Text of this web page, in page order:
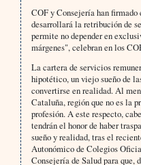
COF y Consejería han
desarrollará la retribución de
permite no depender en
márgenes", celebran en los
La cartera de servicios
hipotético, un viejo sueño de
convertirse en realidad. Al
Cataluña, región que no es la
profesión. A este respecto,
tendrán el honor de haber
sueño y realidad, tras el
Autonómico de Colegios
Consejería de Salud para que,